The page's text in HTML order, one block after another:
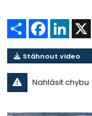
Sdílet Facebook
Stáhnout video
Nahlásit chybu